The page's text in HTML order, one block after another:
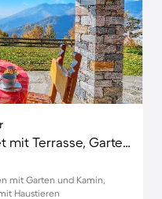
Familienorientiertes Chalet mit Terrasse, Garten und Grill | Haustiere erlaubt
mit Garten und Kamin,
Haustieren